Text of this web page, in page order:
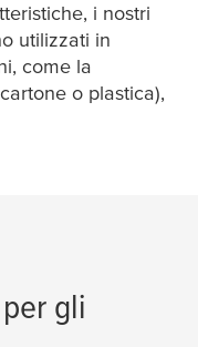
i nostri
utilizzati in
come la
o plastica),
gli